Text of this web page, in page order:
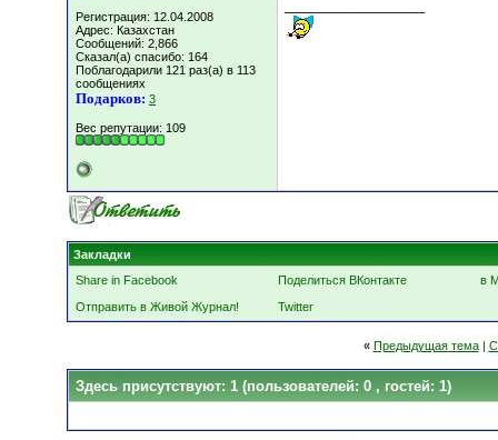
Регистрация: 12.04.2008
Адрес: Казахстан
Сообщений: 2,866
Сказал(а) спасибо: 164
Поблагодарили 121 раз(а) в 113
сообщениях
Подарков: 3
Вес репутации: 109
Закладки
Share in Facebook
Поделиться ВКонтакте
в
Отправить в Живой Журнал!
Twitter
« Предыдущая тема|
Здесь присутствуют: 1 (пользователей: 0 , гостей: 1)